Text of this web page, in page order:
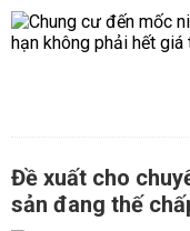
Đề xuất cho
sản đang thế